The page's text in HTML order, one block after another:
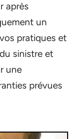
après
un
pratiques et
sinistre et
une
prévues